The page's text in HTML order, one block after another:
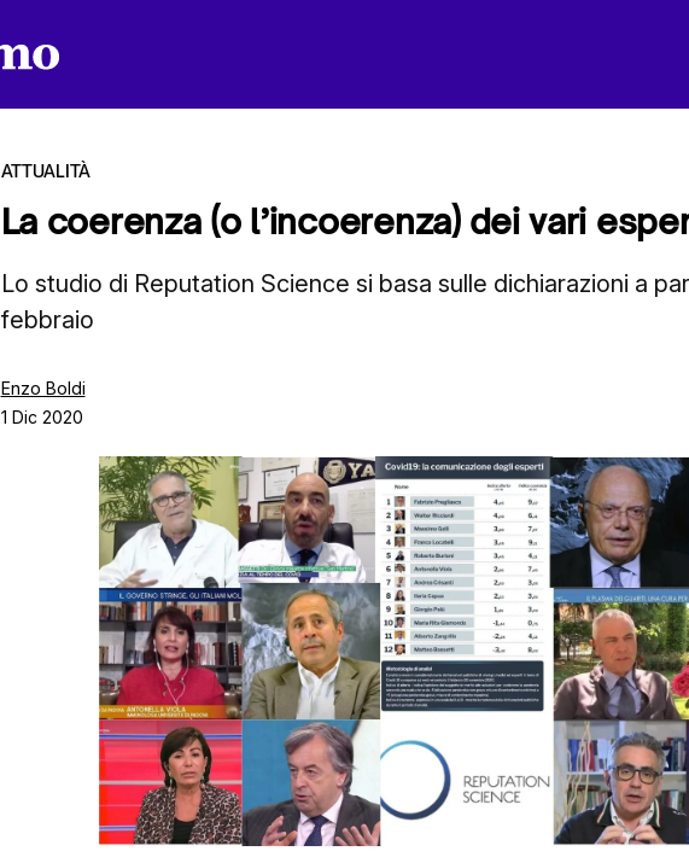
ATTUALITÀ
La coerenza (o l’incoerenza) dei vari
Lo studio di Reputation Science si basa sulle dichiarazioni a
febbraio
Enzo Boldi
1 Dic 2020